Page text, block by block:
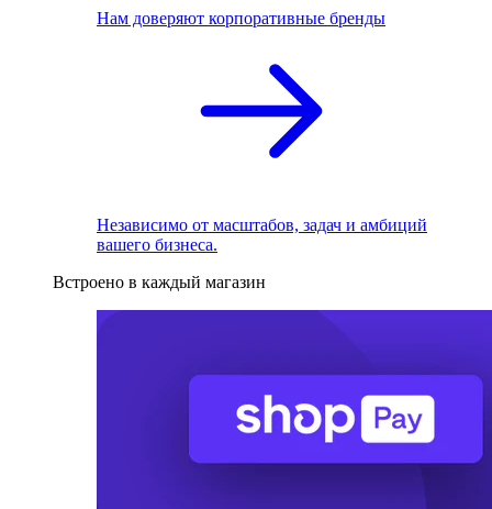
Нам доверяют корпоративные бренды
Независимо от масштабов, задач и амбиций
вашего бизнеса.
Встроено в каждый магазин